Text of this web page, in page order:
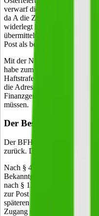
verwarf die Klage wegen
da A die Zugangsvermutung
widerlegt habe. Danach gilt
übermittelter Verwaltungsakt
Post als bekannt gegeben.
Mit der
habe zum Zeitpunkt der
Haftstrafe ableisten müssen
die Adresse der JVA
Finanzgericht bei der Prüfung
müssen.
Der Beschluss:
Der BFH wies die
zurück. Dabei stützte sich
Nach § 47 Abs. 1 FGO ist
Bekanntgabe der
nach § 122 Abs. 2 Nr. 1 AO
zur Post als bekannt
späteren Zeitpunkt
Zugang und den